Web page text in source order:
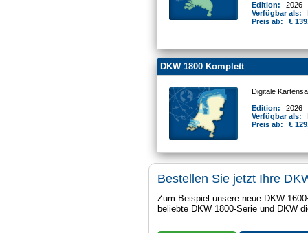
Edition:
2026
Verfügbar als:
Preis ab:
€
DKW 1800 Komplett
Digitale
Edition:
2026
Verfügbar als:
Preis ab:
€
Bestellen Sie jetzt Ihre
Zum Beispiel unsere neue DKW
beliebte DKW 1800-Serie und DKW